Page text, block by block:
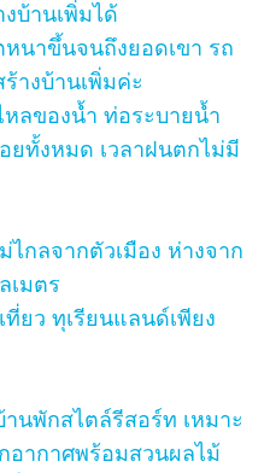
บ้านเพิ่มได้
นาขึ้นจนถึงยอดเขา รถ
างบ้านเพิ่มค่ะ
ลของน้ำ ท่อระบายน้ำ
ยทั้งหมด เวลาฝนตกไม่มี
กลจากตัวเมือง ห่างจาก
เมตร
ยว ทุเรียนแลนด์เพียง
นพักสไตล์รีสอร์ท เหมาะ
อากาศพร้อมสวนผลไม้